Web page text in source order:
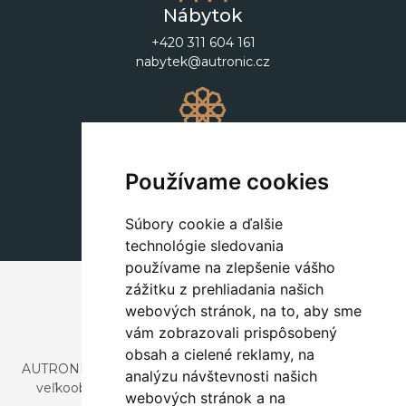
Používame cookies
Súbory cookie a ďalšie
technológie sledovania
používame na zlepšenie vášho
zážitku z prehliadania našich
webových stránok, na to, aby sme
vám zobrazovali prispôsobený
obsah a cielené reklamy, na
analýzu návštevnosti našich
webových stránok a na
Nábytok
+420 311 604 161
nabytek@autronic.cz
+420 311 604 182
dekorace@autronic.cz
AUTRONIC, s.r.o. je spoločnosť zaoberajúca sa dovozom a
veľkoobchodným predajom dizajnového aj štýlového